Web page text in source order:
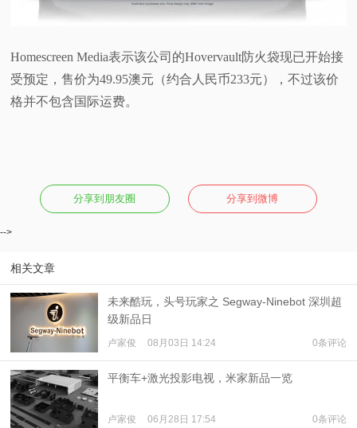
Homescreen Media表示该公司的Hovervault防火袋现已开始接
受预定，售价为49.95澳元（约合人民币233元），不过该价
格并不包含国际运费。
分享到朋友圈 分享到微博
-->
相关文章
未来酷玩，头号玩家之 Segway-Ninebot 深圳超
级新品日
卢家俊 08月03日 14:24 0条评论
平衡车+激光投影电视，米家新品一览
卢家俊 06月28日 17:54 0条评论